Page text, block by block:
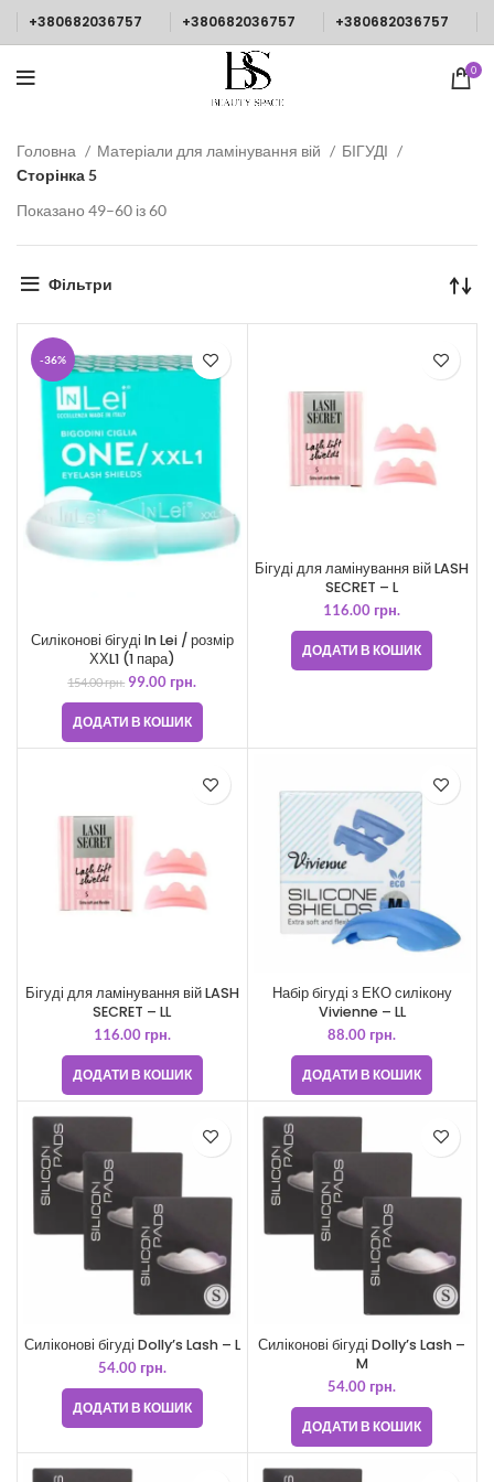
+380682036757 +380682036757 +380682036757
0
Головна Матеріали для ламінування вій
БІГУДІ
Сторінка 5
Показано 49–60 із 60
Фільтри
-36%
Силіконові бігуді In Lei / розмір
ХХL1 (1 пара)
154.00грн. 99.00 грн.
ДОДАТИ В КОШИК
Бігуді для ламінування вій LASH
SECRET – L
116.00 грн.
ДОДАТИ В КОШИК
Бігуді для ламінування вій LASH
SECRET – LL
116.00 грн.
ДОДАТИ В КОШИК
Набір бігуді з ЕКО силікону
Vivienne – LL
88.00 грн.
ДОДАТИ В КОШИК
Силіконові бігуді Dolly’s Lash – L
54.00 грн.
ДОДАТИ В КОШИК
Силіконові бігуді Dolly’s Lash –
M
54.00 грн.
ДОДАТИ В КОШИК